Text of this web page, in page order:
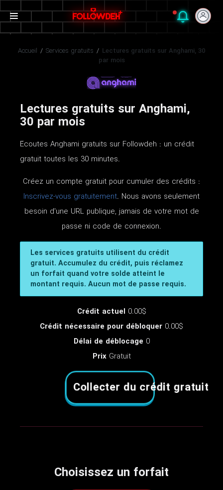
Accueil / Services gratuits / Lectures gratuits sur Anghami, 30
par mois
Lectures gratuits sur Anghami,
30 par mois
Écoutes Anghami gratuits sur Followdeh : un crédit
gratuit toutes les 30 minutes.
Créez un compte gratuit pour cumuler des crédits :
Inscrivez-vous gratuitement. Nous avons seulement
besoin d'une URL publique, jamais de votre mot de
passe ni code de connexion.
Les services gratuits utilisent du crédit
gratuit. Accumulez du crédit, puis réclamez
un forfait quand votre solde atteint le
montant requis. Aucun mot de passe requis.
Crédit actuel 0.00$
Crédit nécessaire pour débloquer 0.00$
Délai de déblocage 0
PrixGratuit
Collecter du crédit gratuit
Choisissez un forfait